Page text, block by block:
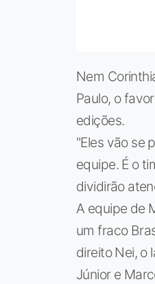
Nem
Paulo, o
edições.
"Eles vão se
equipe. É o
dividirão
A equipe de
um fraco
direito Nei, o
Júnior e